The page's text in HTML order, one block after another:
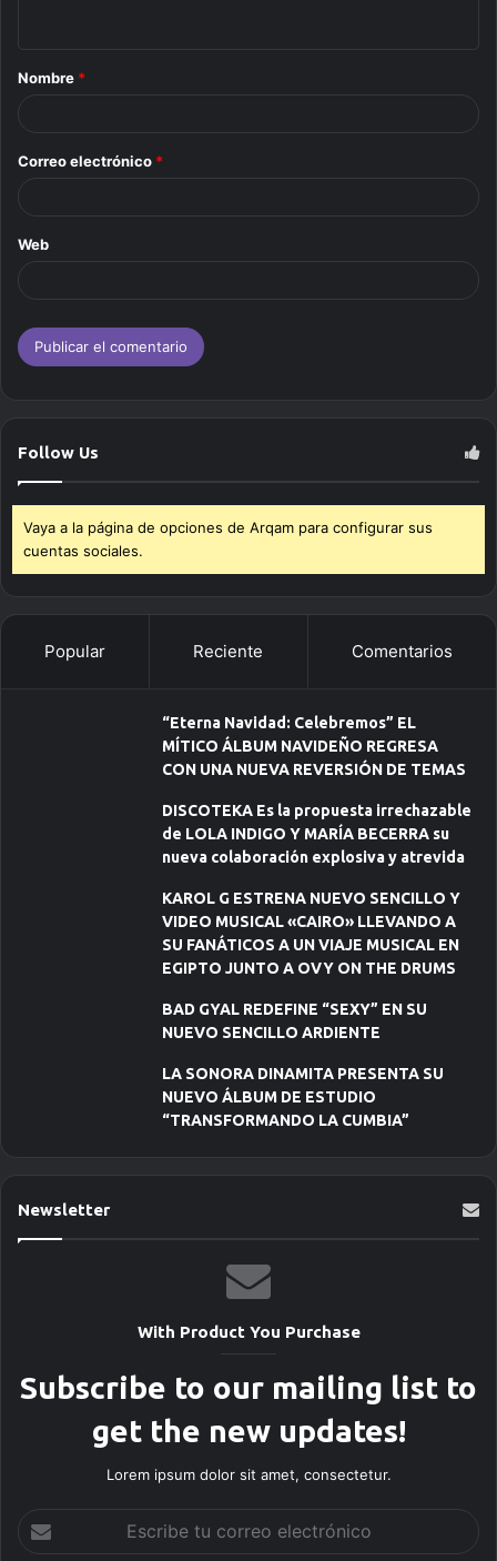
r
Nombre *
Correo electrónico *
Web
Follow Us
Vaya a la página de opciones de Arqam para configurar sus
cuentas sociales.
Popular Reciente Comentarios
“Eterna Navidad: Celebremos” EL
MÍTICO ÁLBUM NAVIDEÑO REGRESA
CON UNA NUEVA REVERSIÓN DE TEMAS
DISCOTEKA Es la propuesta irrechazable
de LOLA INDIGO Y MARÍA BECERRA su
nueva colaboración explosiva y atrevida
KAROL G ESTRENA NUEVO SENCILLO Y
VIDEO MUSICAL «CAIRO» LLEVANDO A
SU FANÁTICOS A UN VIAJE MUSICAL EN
EGIPTO JUNTO A OVY ON THE DRUMS
BAD GYAL REDEFINE “SEXY” EN SU
NUEVO SENCILLO ARDIENTE
LA SONORA DINAMITA PRESENTA SU
NUEVO ÁLBUM DE ESTUDIO
“TRANSFORMANDO LA CUMBIA”
Newsletter
With Product You Purchase
Subscribe to our mailing list to
get the new updates!
Lorem ipsum dolor sit amet, consectetur.